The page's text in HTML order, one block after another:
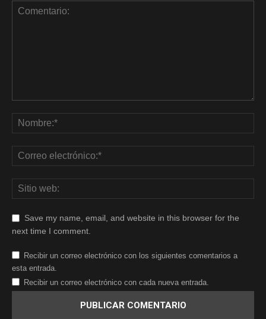
Save my name, email, and website in this browser for the
next time I comment.
Recibir un correo electrónico con los siguientes comentarios a
esta entrada.
Recibir un correo electrónico con cada nueva entrada.